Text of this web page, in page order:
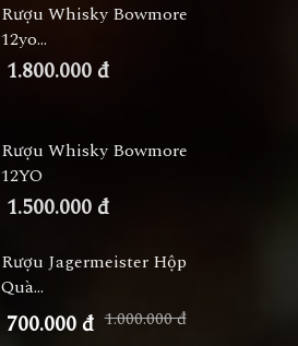
Rượu Whisky Bowmore
12yo...
1.800.000 đ
Rượu Whisky Bowmore
12YO
1.500.000 đ
Rượu Jagermeister Hộp
Quà...
700.000 đ 1.000.000 đ